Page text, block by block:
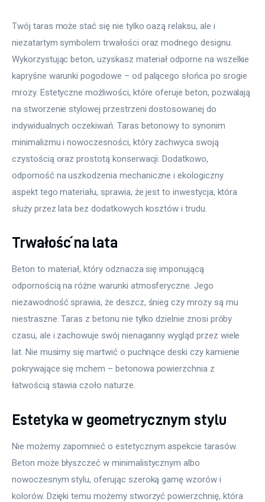
Twój taras może stać się nie tylko oazą relaksu, ale i
niezatartym symbolem trwałości oraz modnego designu.
Wykorzystując beton, uzyskasz materiał odporne na wszelkie
kapryśne warunki pogodowe – od palącego słońca po srogie
mrozy. Estetyczne możliwości, które oferuje beton, pozwalają
na stworzenie stylowej przestrzeni dostosowanej do
indywidualnych oczekiwań. Taras betonowy to synonim
minimalizmu i nowoczesności, który zachwyca swoją
czystością oraz prostotą konserwacji. Dodatkowo,
odporność na uszkodzenia mechaniczne i ekologiczny
aspekt tego materiału, sprawia, że jest to inwestycja, która
służy przez lata bez dodatkowych kosztów i trudu.
Trwałość na lata
Beton to materiał, który odznacza się imponującą
odpornością na różne warunki atmosferyczne. Jego
niezawodność sprawia, że deszcz, śnieg czy mrozy są mu
niestraszne. Taras z betonu nie tylko dzielnie znosi próby
czasu, ale i zachowuje swój nienaganny wygląd przez wiele
lat. Nie musimy się martwić o puchnące deski czy kamienie
pokrywające się mchem – betonowa powierzchnia z
łatwością stawia czoło naturze.
Estetyka w geometrycznym stylu
Nie możemy zapomnieć o estetycznym aspekcie tarasów.
Beton może błyszczeć w minimalistycznym albo
nowoczesnym stylu, oferując szeroką gamę wzorów i
kolorów. Dzięki temu możemy stworzyć powierzchnię, która